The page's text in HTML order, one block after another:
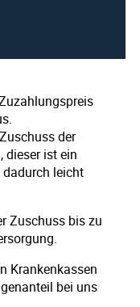
der
dieser ist ein
leicht
Zuschuss bis zu
Krankenkassen
bei uns